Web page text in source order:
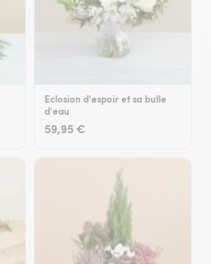
Eclosion d'espoir et sa bulle
d'eau
59,95 €